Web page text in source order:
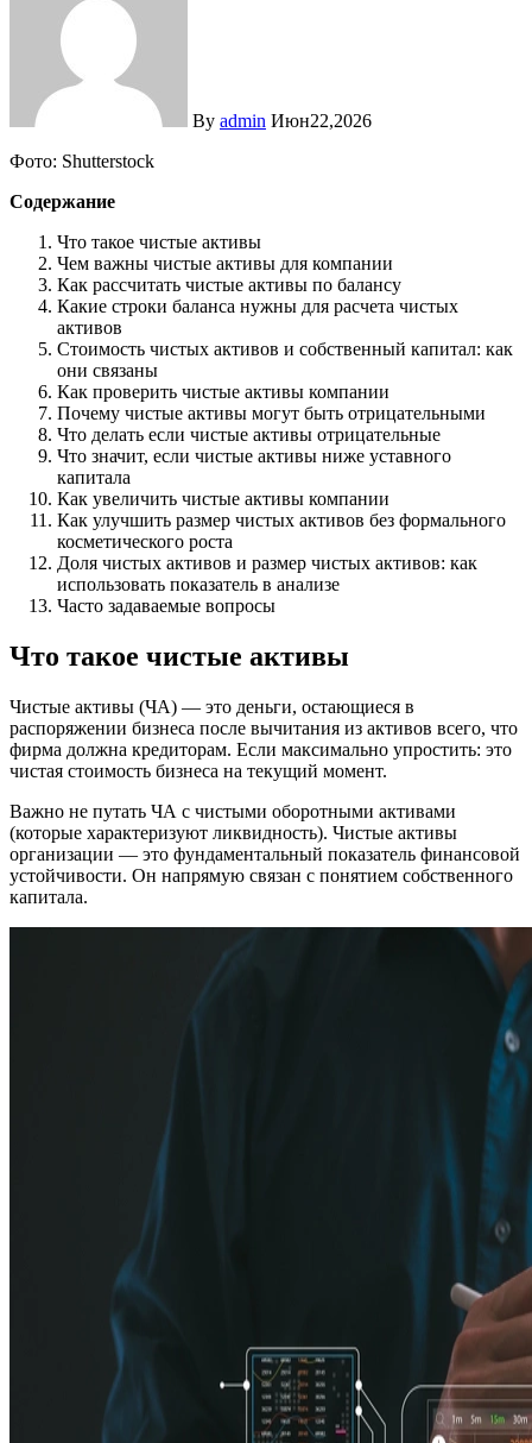
By admin Июн22,2026
Фото: Shutterstock
Содержание
Что такое чистые активы
Чем важны чистые активы для компании
Как рассчитать чистые активы по балансу
Какие строки баланса нужны для расчета чистых
активов
Стоимость чистых активов и собственный капитал: как
они связаны
Как проверить чистые активы компании
Почему чистые активы могут быть отрицательными
Что делать если чистые активы отрицательные
Что значит, если чистые активы ниже уставного
капитала
Как увеличить чистые активы компании
Как улучшить размер чистых активов без формального
косметического роста
Доля чистых активов и размер чистых активов: как
использовать показатель в анализе
Часто задаваемые вопросы
Что такое чистые активы
Чистые активы (ЧА) — это деньги, остающиеся в
распоряжении бизнеса после вычитания из активов всего, что
фирма должна кредиторам. Если максимально упростить: это
чистая стоимость бизнеса на текущий момент.
Важно не путать ЧА с чистыми оборотными активами
(которые характеризуют ликвидность). Чистые активы
организации — это фундаментальный показатель финансовой
устойчивости. Он напрямую связан с понятием собственного
капитала.